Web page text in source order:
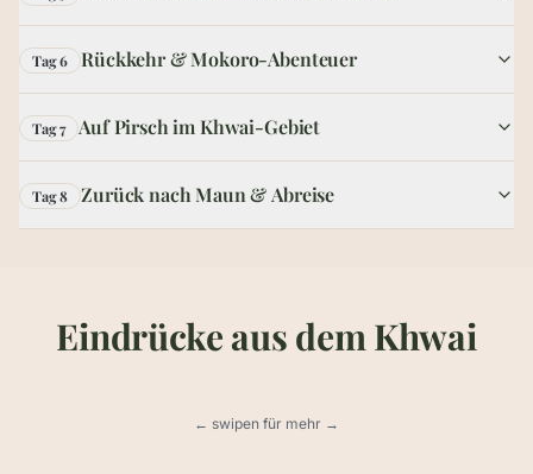
Tag 6 Rückkehr & Mokoro-Abenteuer
Tag 7 Auf Pirsch im Khwai-Gebiet
Tag 8 Zurück nach Maun & Abreise
Eindrücke aus dem Khwai
← swipen für mehr →